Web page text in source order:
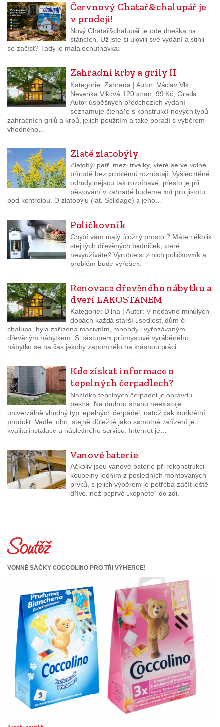
Červnový Chatař&chalupář je
v prodeji!
Nový Chatař&chalupář je ode dneška na
stáncích. Už jste si ulovili své vydání a stihli
se začíst? Tady je malá ochutnávka:
Zahradní krby a grily II
Kategorie: Zahrada | Autor: Václav Vlk,
Nevenka Vlková 120 stran, 99 Kč, Grada
Autor úspěšných předchozích vydání
seznamuje čtenáře s konstrukcí nových typů
zahradních grilů a krbů, jejich použitím a také poradí s výběrem
vhodného…
Zlaté zlatobýly
Zlatobýl patří mezi trvalky, které se ve volné
přírodě bez problémů rozrůstají. Vyšlechtěné
odrůdy nejsou tak rozpínavé, přesto je při
pěstování v zahradě budeme mít pro jistotu
pod kontrolou. O zlatobýlu (lat. Solidago) a jeho…
Poličkovník
Chybí vám malý úložný prostor? Máte několik
stejných dřevěných bedniček, které
nevyužíváte? Vyrobte si z nich poličkovník a
problém bude vyřešen.
Renovace dřevěného nábytku a
dveří LAKOSTANEM
Kategorie: Dílna | Autor: V nedávno minulých
dobách každá starší usedlost, dům či
chalupa, byla zařízena masivním, mnohdy i vyřezávaným
dřevěným nábytkem. S nástupem průmyslově vyráběného
nábytku se na čas jakoby zapomnělo na krásnou práci…
Kde získat informace o
tepelných čerpadlech?
Nabídka tepelných čerpadel je opravdu
pestrá. Na druhou stranu neexistuje
univerzálně vhodný typ tepelných čerpadel, natož pak konkrétní
produkt. Vedle toho, stejně důležité jako samotné zařízení je i
kvalita instalace a následného servisu. Internet je…
Vanové baterie
Ačkoliv jsou vanové baterie při rekonstrukci
koupelny jedním z posledních montovaných
prvků, s jejich výběrem je potřeba začít ještě
dříve, než poprvé „kopnete“ do zdi.
VONNÉ SÁČKY COCCOLINO PRO TŘI VÝHERCE!